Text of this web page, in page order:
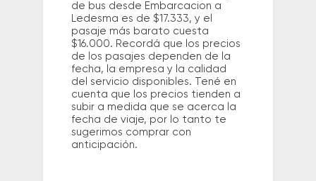
de bus desde Embarcacion a
Ledesma es de $17.333, y el
pasaje más barato cuesta
$16.000. Recordá que los precios
de los pasajes dependen de la
fecha, la empresa y la calidad
del servicio disponibles. Tené en
cuenta que los precios tienden a
subir a medida que se acerca la
fecha de viaje, por lo tanto te
sugerimos comprar con
anticipación.